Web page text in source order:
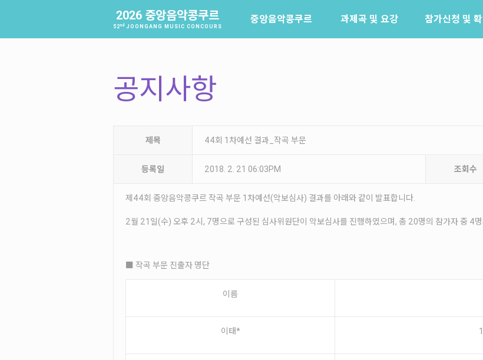
2026 중앙음악콩쿠르
52nd JOONGANG MUSIC CONCOURS
중앙음악콩쿠르 과제곡 및 요강 참가신청 및
공지사항
제목 44회 1차예선 결과_작곡 부문
등록일 2018. 2. 21 06:03PM 조회수
제44회 중앙음악콩쿠르 작곡 부문 1차예선(악보심사) 결과를 아래와 같이 발표합니다.
2월 21일(수) 오후 2시, 7명으로 구성된 심사위원단이 악보심사를 진행하였으며, 총 20명의 참가자 중 4
■ 작곡 부문 진출자 명단
이름
이태*